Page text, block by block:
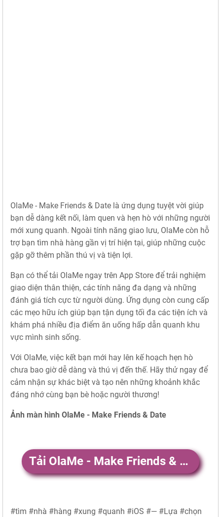
OlaMe - Make Friends & Date là ứng dụng tuyệt vời giúp
bạn dễ dàng kết nối, làm quen và hẹn hò với những người
mới xung quanh. Ngoài tính năng giao lưu, OlaMe còn hỗ
trợ bạn tìm nhà hàng gần vị trí hiện tại, giúp những cuộc
gặp gỡ thêm phần thú vị và tiện lợi.
Bạn có thể tải OlaMe ngay trên App Store để trải nghiệm
giao diện thân thiện, các tính năng đa dạng và những
đánh giá tích cực từ người dùng. Ứng dụng còn cung cấp
các mẹo hữu ích giúp bạn tận dụng tối đa các tiện ích và
khám phá nhiều địa điểm ăn uống hấp dẫn quanh khu
vực mình sinh sống.
Với OlaMe, việc kết bạn mới hay lên kế hoạch hẹn hò
chưa bao giờ dễ dàng và thú vị đến thế. Hãy thử ngay để
cảm nhận sự khác biệt và tạo nên những khoảnh khắc
đáng nhớ cùng bạn bè hoặc người thương!
Ảnh màn hình OlaMe - Make Friends & Date
Tải OlaMe - Make Friends & Date
#tìm #nhà #hàng #xung #quanh #iOS #— #Lựa #chọn